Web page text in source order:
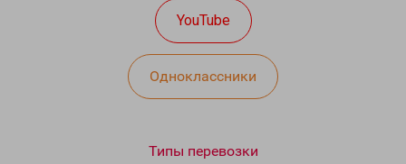
YouTube
Одноклассники
Типы перевозки